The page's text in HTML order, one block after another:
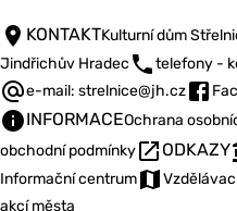
KONTAKTKulturní dům
Jindřichův Hradec
telefony -
e-mail: strelnice@jh.cz
INFORMACEOchrana
obchodní podmínky
ODKAZY
Informační centrum
akcí města